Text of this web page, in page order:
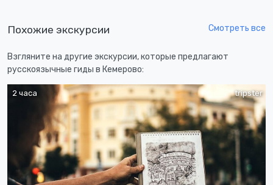
Похожие экскурсии Смотреть все
Взгляните на другие экскурсии, которые предлагают
русскоязычные гиды в Кемерово:
tripster
2 часа